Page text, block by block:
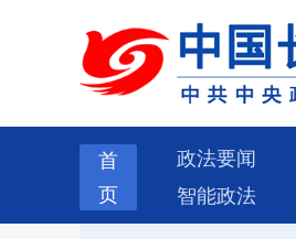
首
页
政法要闻
智能政法